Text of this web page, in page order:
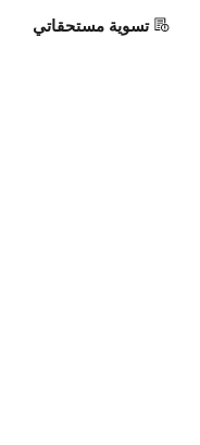
تسوية مستحقاتي